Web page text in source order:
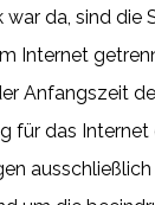
war da, sind die
Internet
Anfangszeit
für das Internet